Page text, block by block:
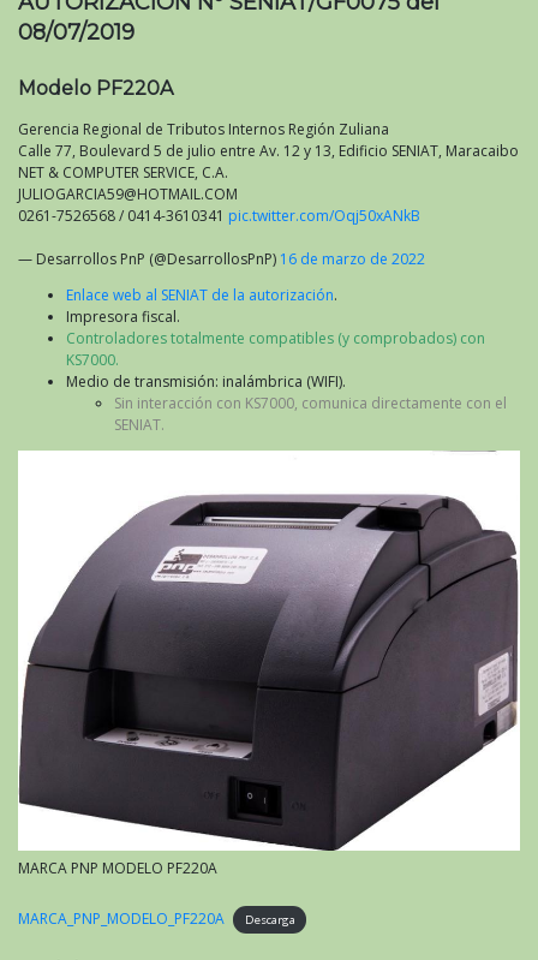
08/07/2019
Modelo PF220A
Gerencia Regional de Tributos Internos Región Zuliana
Calle 77, Boulevard 5 de julio entre Av. 12 y 13, Edificio SENIAT, Maracaibo
NET & COMPUTER SERVICE, C.A.
JULIOGARCIA59@HOTMAIL.COM
0261-7526568 / 0414-3610341 pic.twitter.com/Oqj50xANkB
— Desarrollos PnP (@DesarrollosPnP) 16 de marzo de 2022
Enlace web al SENIAT de la autorización.
Impresora fiscal.
Controladores totalmente compatibles (y comprobados) con
KS7000.
Medio de transmisión: inalámbrica (WIFI).
Sin interacción con KS7000, comunica directamente con el
SENIAT.
MARCA PNP MODELO PF220A
MARCA_PNP_MODELO_PF220A Descarga